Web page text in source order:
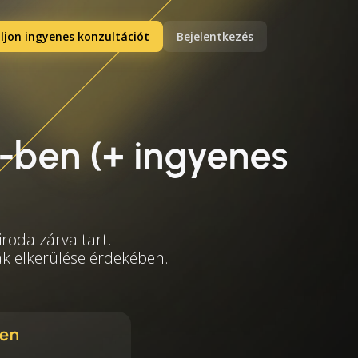
ingyenes konzultációt Bejelentkezés
(+ ingyenes
zárva tart.
elkerülése érdekében.